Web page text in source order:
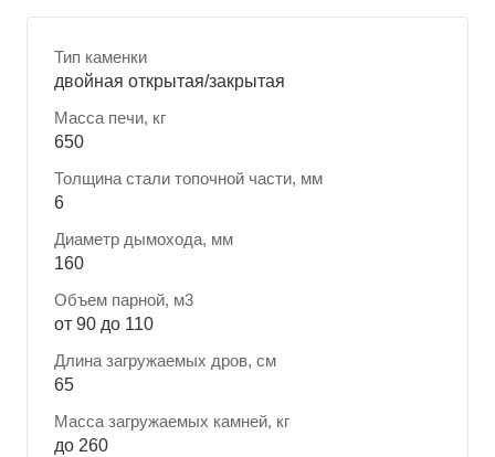
Тип каменки
двойная открытая/закрытая
Масса печи, кг
650
Толщина стали топочной части, мм
6
Диаметр дымохода, мм
160
Объем парной, м3
от 90 до 110
Длина загружаемых дров, см
65
Масса загружаемых камней, кг
до 260